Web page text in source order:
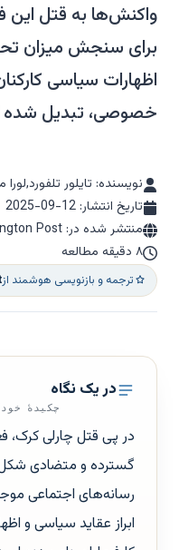
واکنش‌ها به قتل این
برای سنجش میزان
اظهارات سیاسی
خصوصی، تبدیل
نویسنده: تایلور تلفورد,لورا
تاریخ انتشار: 2025-09-12
منتشر شده در: Washington Post
۸ دقیقه مطالعه
ترجمه و بازنویسی هوشمند از
در یک نگاه
چکیدهٔ
در پی قتل چارلی کرک،
گسترده و متضادی
رسانه‌های اجتماعی
ابراز عقاید سیاسی و